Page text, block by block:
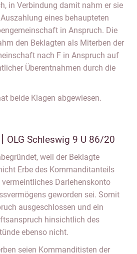
in Verbindung damit nahm er sie
eines behaupteten
in Anspruch. Die
den Beklagten als Miterben der
nach F in Anspruch auf
Überentnahmen durch die
beide Klagen abgewiesen.
OLG Schleswig 9 U 86/20
weil der Beklagte
Erbe des Kommanditanteils
Darlehenskonto
geworden sei. Somit
ausgeschlossen und ein
hinsichtlich des
ebenso nicht.
seien Kommanditisten der